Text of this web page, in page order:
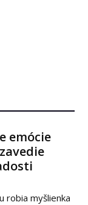
emócie
robia myšlienka